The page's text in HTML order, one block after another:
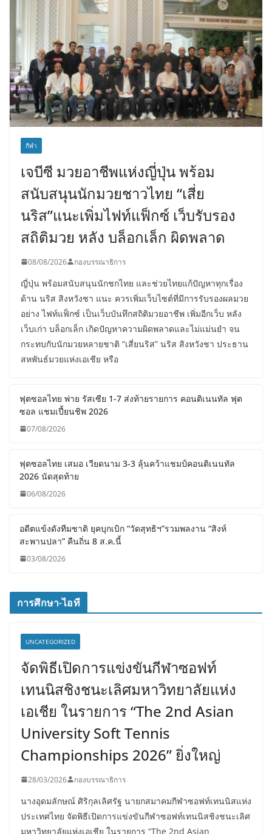
กีฬา
เจบีซี มวยอาชีพแห่งญี่ปุ่น พร้อม
สนับสนุนนักมวยชาวไทย “เสี่ย
นริส”แนะเพิ่มไฟท์แฟ็กซ์ เว็บรับรอง
สถิติมวย หลัง บล็อกเล็ก ผิดพลาด
08/08/2026 กองบรรณาธิการ
ญี่ปุ่น พร้อมสนับสนุนนักชกไทย และช่วยไทยแก้ปัญหาทุกเรื่อง
ด้าน นริส สิงหวังชา แนะ ควรเพิ่มเว็บไซต์ที่มีการรับรองผลมวย
อย่าง ไฟท์แฟ็กซ์ เป็นเว็บบันทึกสถิติมวยอาชีพ เพิ่มอีกเว็บ หลัง
เว็บเก่า บล็อกเล็ก เกิดปัญหาความผิดพลาดและไม่แม่นยำ จน
กระทบกับนักมวยหลายชาติ “เสี่ยนริส” นริส สิงหวังชา ประธาน
สหพันธ์มวยแห่งเอเชีย หรือ
ฟุตซอลไทย พ่าย รัสเซีย 1-7 ส่งท้ายรายการ คอนติเนนทัล ฟุต
ซอล แชมเปี้ยนชิพ 2026
07/08/2026
ฟุตซอลไทย เสมอ เวียดนาม 3-3 ลุ้นคว้าแชมป์คอนติเนนทัล
2026 นัดสุดท้าย
06/08/2026
อดีตแข้งดังทีมชาติ ยุคบุกเบิก “วัดสุทธิฯ”รวมพลงาน “สิงห์
สะพานปลา” คืนถิ่น 8 ส.ค.นี้
03/08/2026
การศึกษา-ไอที
UNCATEGORIZED
จัดพิธีเปิดการแข่งขันกีฬาซอฟท์
เทนนิสชิงชนะเลิศมหาวิทยาลัยแห่ง
เอเชีย ในรายการ “The 2nd Asian
University Soft Tennis
Championships 2026” ยิ่งใหญ่
28/03/2026 กองบรรณาธิการ
นางอุดมลักษณ์ ศิริกุลเลิศรัฐ นายกสมาคมกีฬาซอฟท์เทนนิสแห่ง
ประเทศไทย จัดพิธีเปิดการแข่งขันกีฬาซอฟท์เทนนิสชิงชนะเลิศ
มหาวิทยาลัยแห่งเอเชีย ในรายการ “The 2nd Asian